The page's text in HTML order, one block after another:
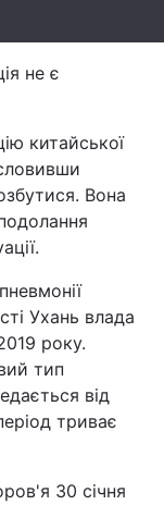
не є
китайської
Вона
Ухань влада
року.
тип
від
триває
30 січня